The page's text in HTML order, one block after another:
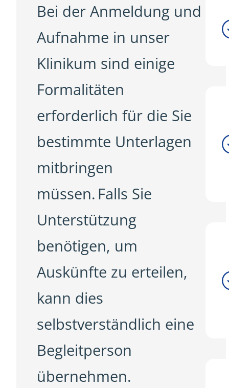
Bei der Anmeldung und
Aufnahme in unser
Klinikum sind einige
Formalitäten
erforderlich für die Sie
bestimmte Unterlagen
mitbringen
müssen. Falls Sie
Unterstützung
benötigen, um
Auskünfte zu erteilen,
kann dies
selbstverständlich eine
Begleitperson
übernehmen.